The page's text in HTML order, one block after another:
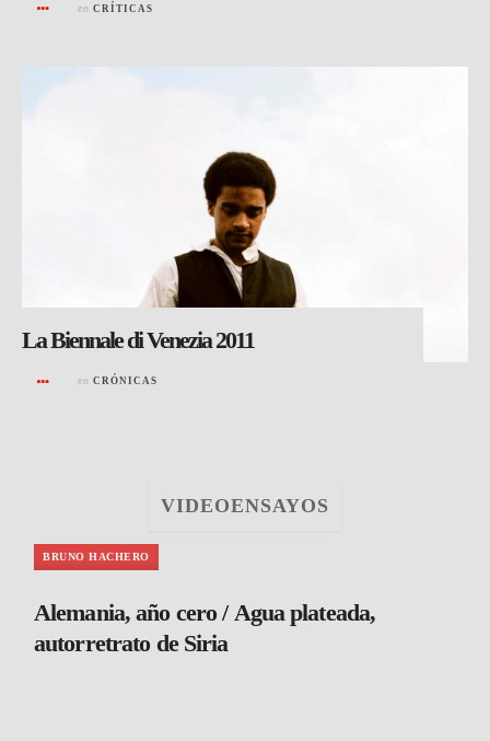
en CRÍTICAS
La Biennale di Venezia 2011
en CRÓNICAS
VIDEOENSAYOS
BRUNO HACHERO
Alemania, año cero / Agua plateada,
autorretrato de Siria